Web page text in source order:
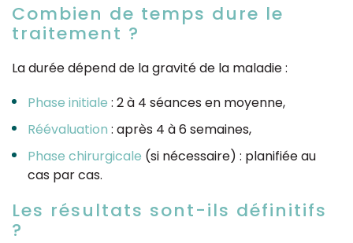
Combien de temps dure le
traitement ?
La durée dépend de la gravité de la maladie :
Phase initiale : 2 à 4 séances en moyenne,
Réévaluation : après 4 à 6 semaines,
Phase chirurgicale (si nécessaire) : planifiée au
cas par cas.
Les résultats sont-ils définitifs
?